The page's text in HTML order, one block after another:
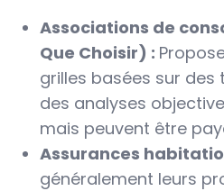
Associations de
Que Choisir) :
grilles basées sur
des analyses
mais peuvent être
Assurances
généralement leurs